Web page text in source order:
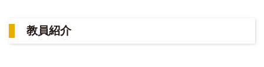
教員紹介